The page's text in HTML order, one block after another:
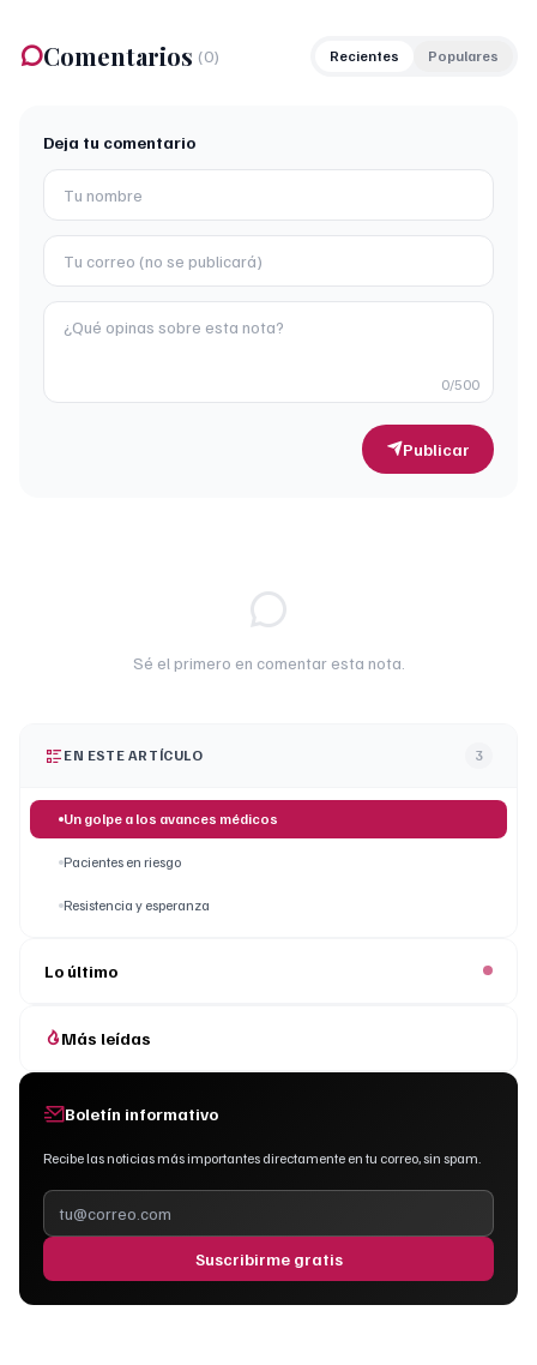
Comentarios (0) Recientes Populares
Deja tu comentario
0/500
Publicar
Sé el primero en comentar esta nota.
EN ESTE ARTÍCULO 3
Un golpe a los avances médicos
Pacientes en riesgo
Resistencia y esperanza
Lo último
Más leídas
Boletín informativo
Recibe las noticias más importantes directamente en tu correo, sin spam.
Suscribirme gratis